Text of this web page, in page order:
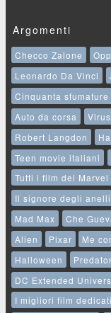
Argomenti
Checco Zalone
Leonardo Da Vinci
Cinquanta sfumature
Auto da corsa
Virus
Robert Langdon
Teen movie italiani
Tutti i film del
Il signore degli anelli
Mad Max
Che
Alien
Pixar Me
Halloween
Predator
DC Extended
I migliori film